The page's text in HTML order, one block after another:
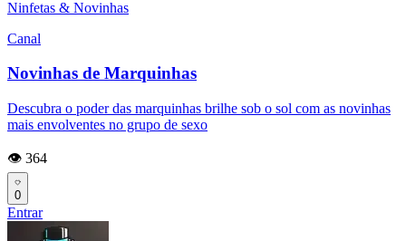
Ninfetas & Novinhas
Canal
Novinhas de Marquinhas
Descubra o poder das marquinhas brilhe sob o sol com as novinhas
mais envolventes no grupo de sexo
👁️ 364
0
Entrar